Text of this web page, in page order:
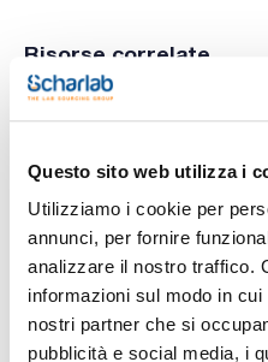
Questo sito web utilizza i
Utilizziamo i cookie per
annunci, per fornire
analizzare il nostro traffico.
informazioni sul modo in
nostri partner che si
pubblicità e social media, i
Risorse correlate